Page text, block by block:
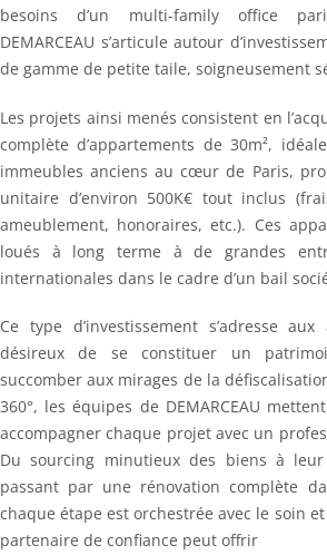
besoins d’un multi-family office
DEMARCEAU s’articule autour
de gamme de petite taile, soigneusement
Les projets ainsi menés consistent en
complète d’appartements de 30m²,
immeubles anciens au cœur de Paris,
unitaire d’environ 500K€ tout inclus
ameublement, honoraires, etc.). Ces
loués à long terme à de grandes
internationales dans le cadre d’un bail
Ce type d’investissement s’adresse
désireux de se constituer un
succomber aux mirages de la
360°, les équipes de DEMARCEAU
accompagner chaque projet avec un
Du sourcing minutieux des biens à
passant par une rénovation complète
chaque étape est orchestrée avec le soin
partenaire de confiance peut offrir